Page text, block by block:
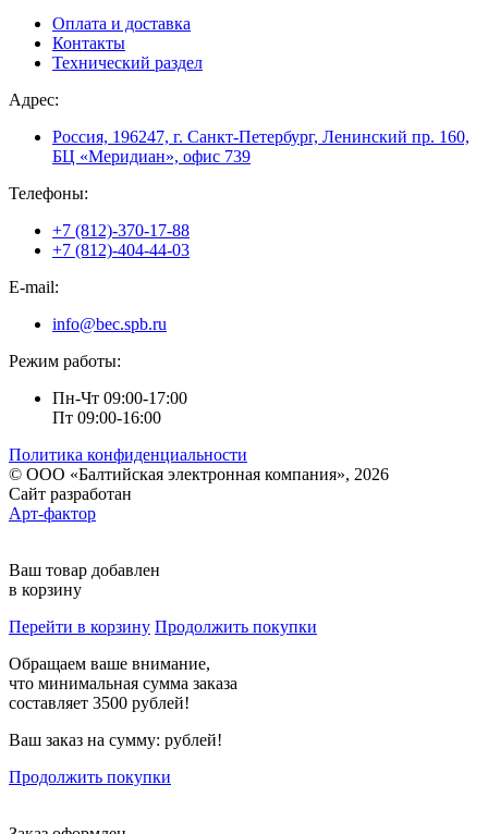
Оплата и доставка
Контакты
Технический раздел
Адрес:
Россия, 196247, г. Санкт-Петербург, Ленинский пр. 160,
БЦ «Меридиан», офис 739
Телефоны:
+7 (812)-370-17-88
+7 (812)-404-44-03
E-mail:
info@bec.spb.ru
Режим работы:
Пн-Чт 09:00-17:00
Пт 09:00-16:00
Политика конфиденциальности
© ООО «Балтийская электронная компания», 2026
Сайт разработан
Арт-фактор
Ваш товар добавлен
в корзину
Перейти в корзину Продолжить покупки
Обращаем ваше внимание,
что минимальная сумма заказа
составляет 3500 рублей!
Ваш заказ на сумму: рублей!
Продолжить покупки